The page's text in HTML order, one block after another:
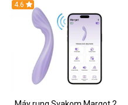
4.6